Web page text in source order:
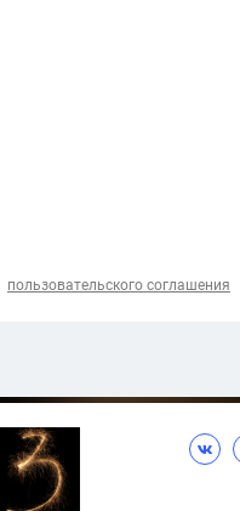
пользовательского соглашения